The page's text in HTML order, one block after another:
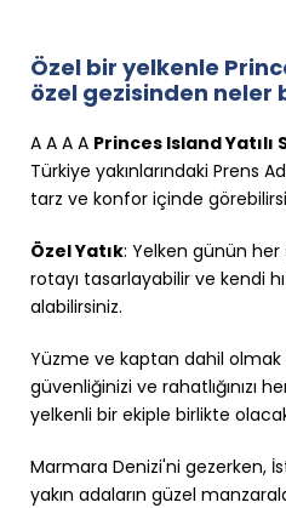
Özel bir yelkenle
özel gezisinden neler
A A A A Princes Island
Türkiye yakınlarındaki Prens
tarz ve konfor içinde
Özel Yatık: Yelken günün
rotayı tasarlayabilir ve kendi
alabilirsiniz.
Yüzme ve kaptan dahil olmak
güvenliğinizi ve rahatlığınızı
yelkenli bir ekiple birlikte
Marmara Denizi'ni gezerken,
yakın adaların güzel